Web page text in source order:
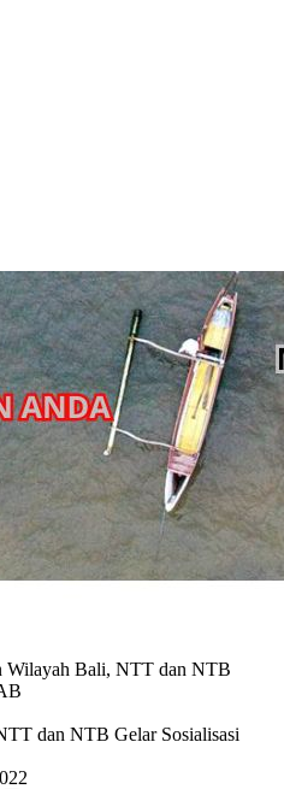
Wilayah Bali, NTT dan NTB
dan NTB Gelar Sosialisasi